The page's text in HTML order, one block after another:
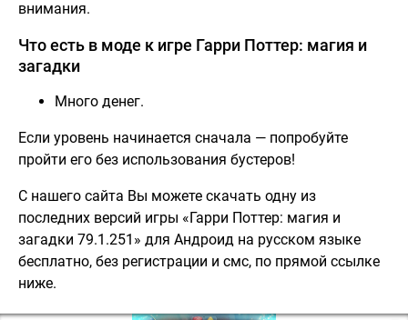
внимания.
Что есть в моде к игре Гарри Поттер: магия и
загадки
Много денег.
Если уровень начинается сначала — попробуйте
пройти его без использования бустеров!
С нашего сайта Вы можете скачать одну из
последних версий игры «Гарри Поттер: магия и
загадки 79.1.251» для Андроид на русском языке
бесплатно, без регистрации и смс, по прямой ссылке
ниже.